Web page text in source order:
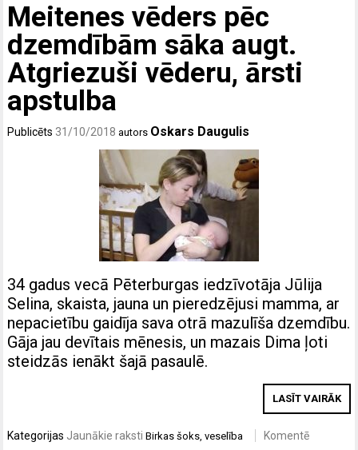
Meitenes vēders pēc
dzemdībām sāka augt.
Atgriezuši vēderu, ārsti
apstulba
Publicēts 31/10/2018 autors Oskars Daugulis
34 gadus vecā Pēterburgas iedzīvotāja Jūlija
Selina, skaista, jauna un pieredzējusi mamma, ar
nepacietību gaidīja sava otrā mazulīša dzemdību.
Gāja jau devītais mēnesis, un mazais Dima ļoti
steidzās ienākt šajā pasaulē.
LASĪT VAIRĀK
Kategorijas Jaunākie raksti Birkasšoks,veselība Komentē